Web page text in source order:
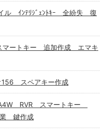
ル ｲﾝﾃﾘｼﾞｪﾝﾄｷｰ 全紛失 復
ートキー 追加作成 エマキ
スペアキー作成
RVR スマートキー
鍵作成